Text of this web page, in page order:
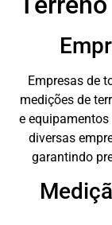
Empresas de
medições de
e
diversas
garantindo